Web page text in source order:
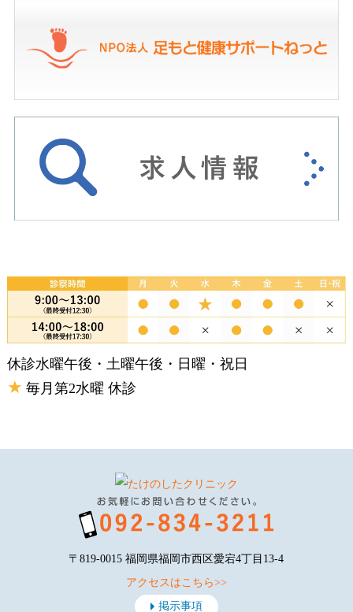
休診水曜午後・土曜午後・日曜・祝日
★ 毎月第2水曜 休診
〒819-0015 福岡県福岡市西区愛宕4丁目13-4
アクセスはこちら>>
掲示事項